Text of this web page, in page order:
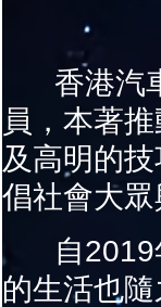
香港汽車
員，本著
及高明的
倡社會大
自2019年
的生活也